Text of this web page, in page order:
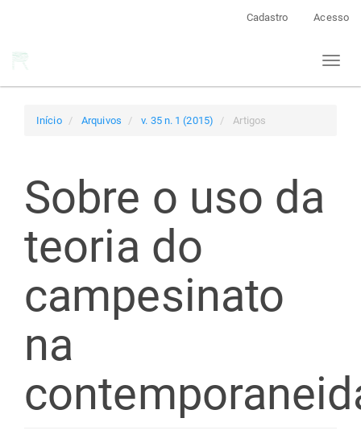
Cadastro Acesso
Toggle
Início Arquivos v. 35 n. 1 (2015) Artigos
Sobre o uso da
teoria do
campesinato
na